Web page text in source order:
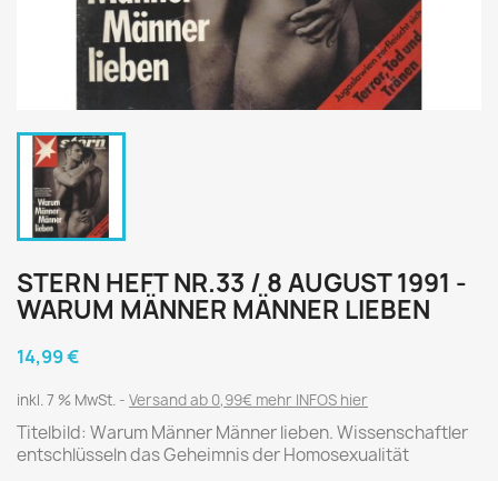
STERN HEFT NR.33 / 8 AUGUST 1991 -
WARUM MÄNNER MÄNNER LIEBEN
14,99 €
inkl. 7 % MwSt. Versand ab 0,99€ mehr INFOS hier
Titelbild: Warum Männer Männer lieben. Wissenschaftler
entschlüsseln das Geheimnis der Homosexualität